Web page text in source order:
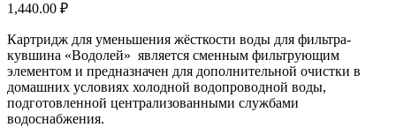
1,440.00 ₽
Картридж для уменьшения жёсткости воды для фильтра-
кувшина «Водолей» является сменным фильтрующим
элементом и предназначен для дополнительной очистки в
домашних условиях холодной водопроводной воды,
подготовленной централизованными службами
водоснабжения.